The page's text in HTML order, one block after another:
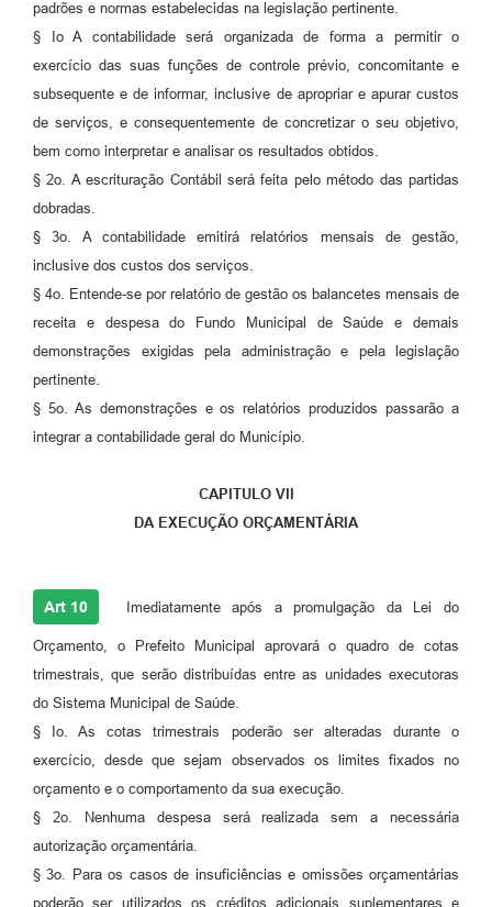
padrões e normas estabelecidas na legislação pertinente.
§ Io A contabilidade será organizada de forma a permitir o
exercício das suas funções de controle prévio, concomitante e
subsequente e de informar, inclusive de apropriar e apurar custos
de serviços, e consequentemente de concretizar o seu objetivo,
bem como interpretar e analisar os resultados obtidos.
§ 2o. A escrituração Contábil será feita pelo método das partidas
dobradas.
§ 3o. A contabilidade emitirá relatórios mensais de gestão,
inclusive dos custos dos serviços.
§ 4o. Entende-se por relatório de gestão os balancetes mensais de
receita e despesa do Fundo Municipal de Saúde e demais
demonstrações exigidas pela administração e pela legislação
pertinente.
§ 5o. As demonstrações e os relatórios produzidos passarão a
integrar a contabilidade geral do Município.
CAPITULO VII
DA EXECUÇÃO ORÇAMENTÁRIA
Art 10 Imediatamente após a promulgação da Lei do
Orçamento, o Prefeito Municipal aprovará o quadro de cotas
trimestrais, que serão distribuídas entre as unidades executoras
do Sistema Municipal de Saúde.
§ Io. As cotas trimestrais poderão ser alteradas durante o
exercício, desde que sejam observados os limites fixados no
orçamento e o comportamento da sua execução.
§ 2o. Nenhuma despesa será realizada sem a necessária
autorização orçamentária.
§ 3o. Para os casos de insuficiências e omissões orçamentárias
poderão ser utilizados os créditos adicionais suplementares e